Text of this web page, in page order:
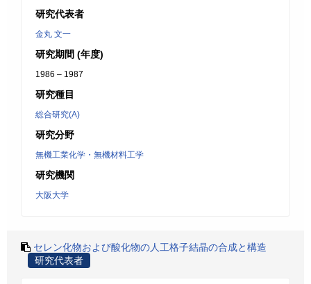
研究代表者
金丸 文一
研究期間 (年度)
1986 – 1987
研究種目
総合研究(A)
研究分野
無機工業化学・無機材料工学
研究機関
大阪大学
セレン化物および酸化物の人工格子結晶の合成と構造
研究代表者